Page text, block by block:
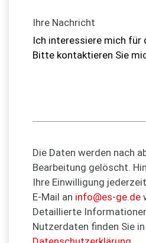
Ihre Nachricht
Die Daten werden nach
Bearbeitung gelöscht.
Ihre Einwilligung
E-Mail an info@es-ge.de
Detaillierte
Nutzerdaten finden Sie